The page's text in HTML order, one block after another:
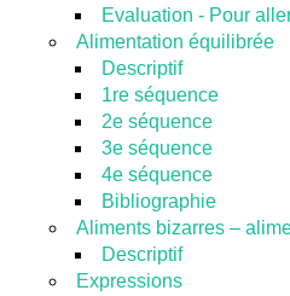
Evaluation - Pour
Alimentation équilibrée
Descriptif
1re séquence
2e séquence
3e séquence
4e séquence
Bibliographie
Aliments bizarres –
Descriptif
Expressions